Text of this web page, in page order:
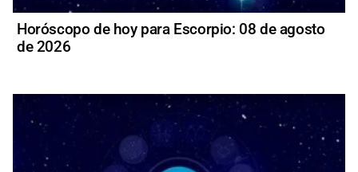
Horóscopo de hoy para Escorpio: 08 de agosto
de 2026